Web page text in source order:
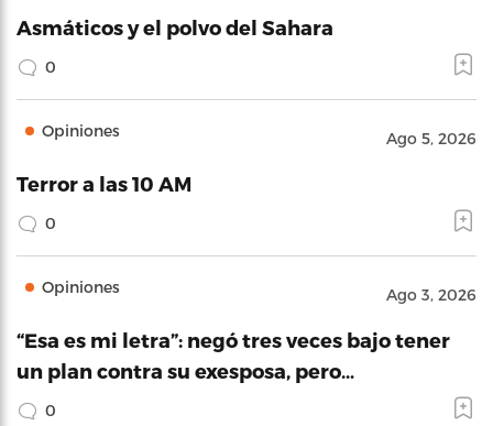
Asmáticos y el polvo del Sahara
0
Opiniones Ago 5, 2026
Terror a las 10 AM
0
Opiniones Ago 3, 2026
“Esa es mi letra”: negó tres veces bajo tener
un plan contra su exesposa, pero…
0